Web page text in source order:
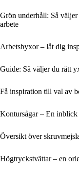
Grön underhåll: Så
arbete
Arbetsbyxor – låt dig
Guide: Så väljer du rätt
Få inspiration till val av
Kontursågar – En
Översikt över
Högtryckstvättar – en